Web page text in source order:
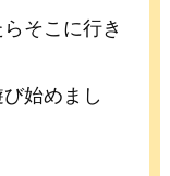
そこに行き
始めまし